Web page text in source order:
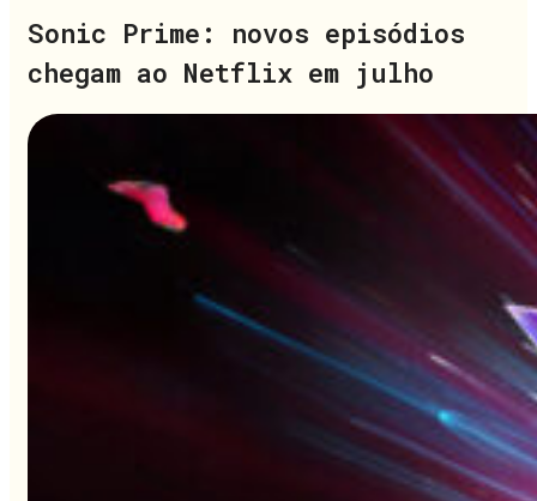
Sonic Prime: novos episódios
chegam ao Netflix em julho